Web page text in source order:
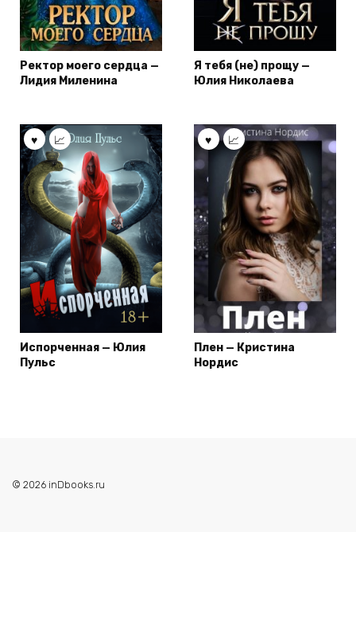
Ректор моего сердца —
Лидия Миленина
Я тебя (не) прощу —
Юлия Николаева
Испорченная — Юлия
Пульс
Плен — Кристина
Нордис
© 2026 inDbooks.ru